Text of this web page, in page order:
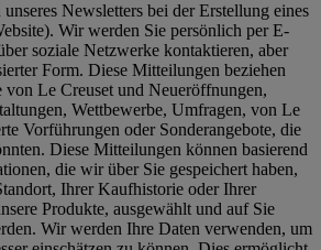
Newsletters bei der Erstellung eines
Wir werden Sie persönlich per E-
soziale Netzwerke kontaktieren, aber
Form. Diese Mitteilungen beziehen
von Le Creuset und Neueröffnungen,
Wettbewerbe, Umfragen, von Le
Vorführungen oder Sonderangebote, die
Diese Mitteilungen können basierend
die wir über Sie gespeichert haben,
Ihrer Kaufhistorie oder Ihrer
Produkte, ausgewählt und auf Sie
Wir werden Ihre Daten verwenden, um